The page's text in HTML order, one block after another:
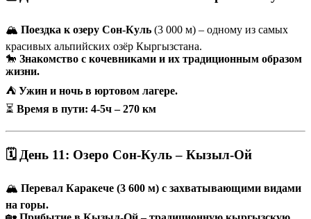
🏔 Поездка к озеру Сон-Куль (3 000 м) – одному из самых
красивых альпийских озёр Кыргызстана.
🐎 Знакомство с кочевниками и их традиционным образом
жизни.
⛺ Ужин и ночь в юртовом лагере.
⏳ Время в пути: 4-5ч – 270 км
🗓 День 11: Озеро Сон-Куль – Кызыл-Ой
🏔 Перевал Каракече (3 600 м) с захватывающими видами
на горы.